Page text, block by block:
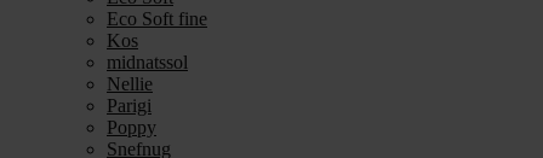
Eco Soft fine
Kos
midnatssol
Nellie
Parigi
Poppy
Snefnug